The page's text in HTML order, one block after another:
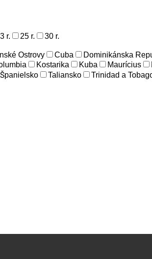
r. 25 r.
30 r.
Ostrovy Cuba Dominikánska
Kostarika Kuba Maurícius
Španielsko Taliansko Trinidad a